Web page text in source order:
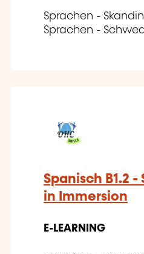
Sprachen -
Sprachen -
Spanisch B1.2 -
in Immersion
E-LEARNING